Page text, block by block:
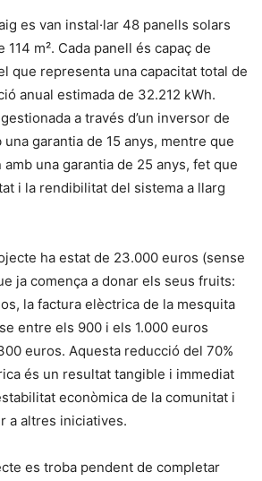
es van instal·lar 48 panells solars
m². Cada panell és capaç de
que representa una capacitat total de
anual estimada de 32.212 kWh.
a través d’un inversor de
garantia de 15 anys, mentre que
una garantia de 25 anys, fet que
i la rendibilitat del sistema a llarg
ha estat de 23.000 euros (sense
ja comença a donar els seus fruits:
la factura elèctrica de la mesquita
entre els 900 i els 1.000 euros
euros. Aquesta reducció del 70%
és un resultat tangible i immediat
econòmica de la comunitat i
a altres iniciatives.
es troba pendent de completar